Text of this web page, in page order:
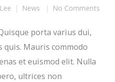
News No Comments
porta varius dui,
Mauris commodo
et euismod elit. Nulla
ultrices non